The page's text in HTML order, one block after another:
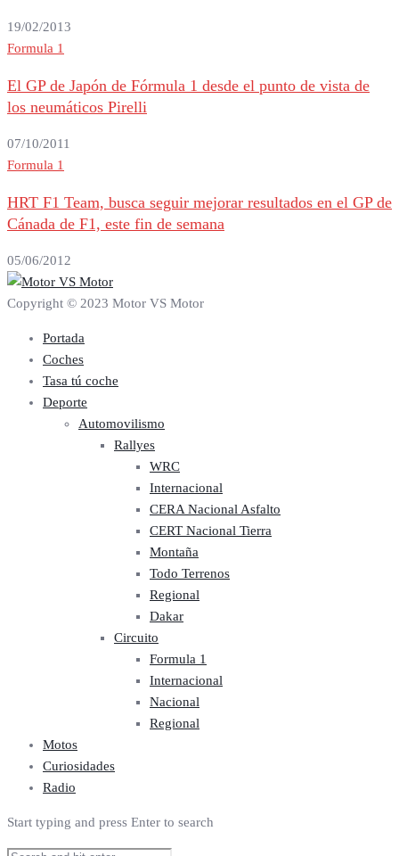
19/02/2013
Formula 1
El GP de Japón de Fórmula 1 desde el punto de vista de
los neumáticos Pirelli
07/10/2011
Formula 1
HRT F1 Team, busca seguir mejorar resultados en el GP de
Cánada de F1, este fin de semana
05/06/2012
Copyright © 2023 Motor VS Motor
Portada
Coches
Tasa tú coche
Deporte
Automovilismo
Rallyes
WRC
Internacional
CERA Nacional Asfalto
CERT Nacional Tierra
Montaña
Todo Terrenos
Regional
Dakar
Circuito
Formula 1
Internacional
Nacional
Regional
Motos
Curiosidades
Radio
Start typing and press Enter to search